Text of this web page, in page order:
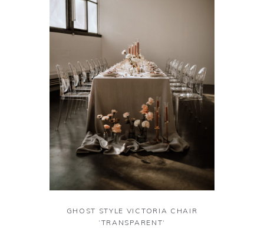
GHOST STYLE VICTORIA CHAIR
‘TRANSPARENT‘